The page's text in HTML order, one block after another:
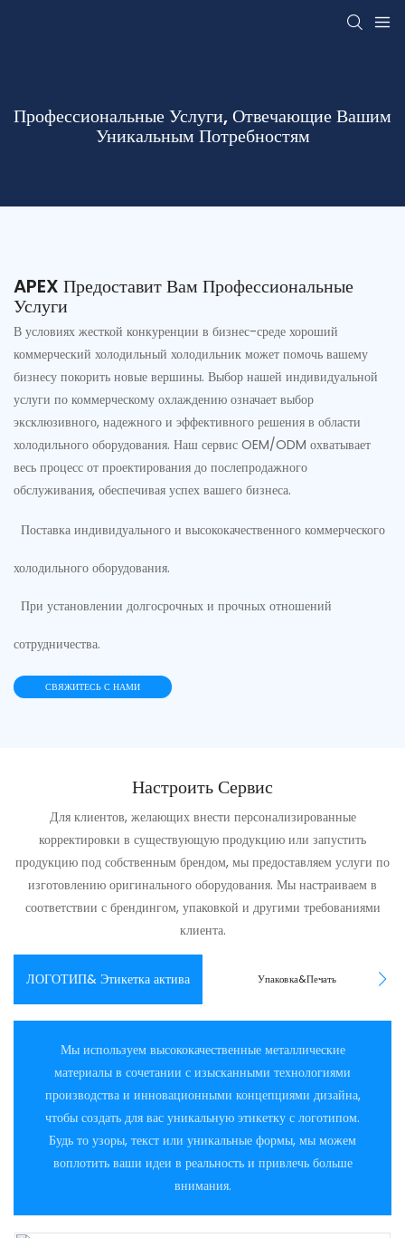
Профессиональные Услуги, Отвечающие Вашим
Уникальным Потребностям
APEX Предоставит Вам Профессиональные
Услуги
В условиях жесткой конкуренции в бизнес-среде хороший
коммерческий холодильный холодильник может помочь вашему
бизнесу покорить новые вершины. Выбор нашей индивидуальной
услуги по коммерческому охлаждению означает выбор
эксклюзивного, надежного и эффективного решения в области
холодильного оборудования. Наш сервис OEM/ODM охватывает
весь процесс от проектирования до послепродажного
обслуживания, обеспечивая успех вашего бизнеса.
Поставка индивидуального и высококачественного коммерческого
холодильного оборудования.
При установлении долгосрочных и прочных отношений
сотрудничества.
СВЯЖИТЕСЬ С НАМИ
Настроить Сервис
Для клиентов, желающих внести персонализированные
корректировки в существующую продукцию или запустить
продукцию под собственным брендом, мы предоставляем услуги по
изготовлению оригинального оборудования. Мы настраиваем в
соответствии с брендингом, упаковкой и другими требованиями
клиента.
ЛОГОТИП& Этикетка актива Упаковка&Печать
Мы используем высококачественные металлические
материалы в сочетании с изысканными технологиями
производства и инновационными концепциями дизайна,
чтобы создать для вас уникальную этикетку с логотипом.
Будь то узоры, текст или уникальные формы, мы можем
воплотить ваши идеи в реальность и привлечь больше
внимания.